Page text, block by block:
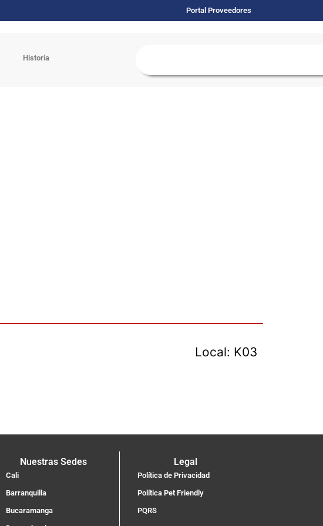
Portal Proveedores
Historia
Local: K03
Nuestras Sedes
Cali
Barranquilla
Bucaramanga
Legal
Política de Privacidad
Política Pet Friendly
PQRS